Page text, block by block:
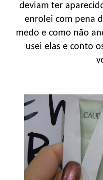
deviam ter
enrolei com pena
medo e como não
usei elas e conto